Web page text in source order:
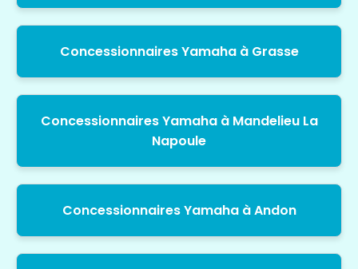
Concessionnaires Yamaha à Grasse
Concessionnaires Yamaha à Mandelieu La
Napoule
Concessionnaires Yamaha à Andon